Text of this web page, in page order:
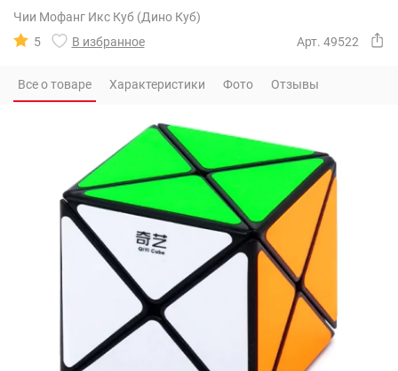
Чии Мофанг Икс Куб (Дино Куб)
5
В избранное Арт. 49522
Все о товаре Характеристики Фото Отзывы